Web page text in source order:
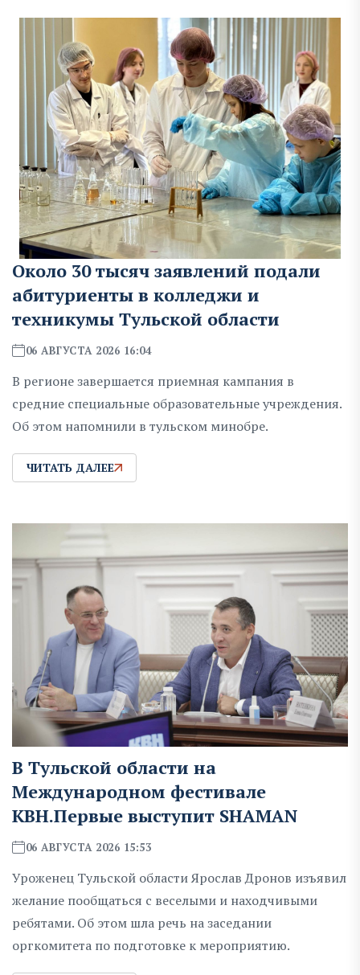
Около 30 тысяч заявлений подали
абитуриенты в колледжи и
техникумы Тульской области
06 АВГУСТА 2026 16:04
В регионе завершается приемная кампания в
средние специальные образовательные учреждения.
Об этом напомнили в тульском минобре.
ЧИТАТЬ ДАЛЕЕ
В Тульской области на
Международном фестивале
КВН.Первые выступит SHAMAN
06 АВГУСТА 2026 15:53
Уроженец Тульской области Ярослав Дронов изъявил
желание пообщаться с веселыми и находчивыми
ребятами. Об этом шла речь на заседании
оргкомитета по подготовке к мероприятию.